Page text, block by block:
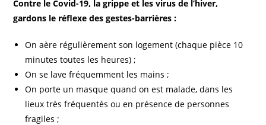
Contre le Covid-19, la grippe et les virus de l’hiver,
gardons le réflexe des gestes-barrières :
On aère régulièrement son logement (chaque pièce 10
minutes toutes les heures) ;
On se lave fréquemment les mains ;
On porte un masque quand on est malade, dans les
lieux très fréquentés ou en présence de personnes
fragiles ;